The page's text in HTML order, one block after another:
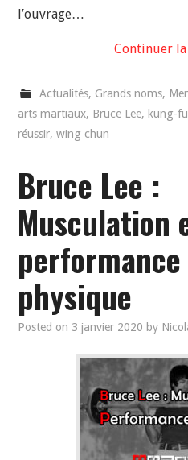
l’ouvrage…
Continuer
Actualités, Grands noms,
arts martiaux, Bruce Lee, kung-fu
réussir,wing chun
Bruce Lee :
Musculation
performance
physique
Posted on 3 janvier 2020 by